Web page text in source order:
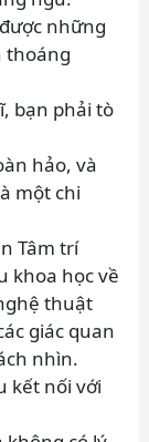
những
thoáng
bạn phải tò
hảo, và
một chi
Tâm trí
khoa học về
thuật
giác quan
nhìn.
kết nối với